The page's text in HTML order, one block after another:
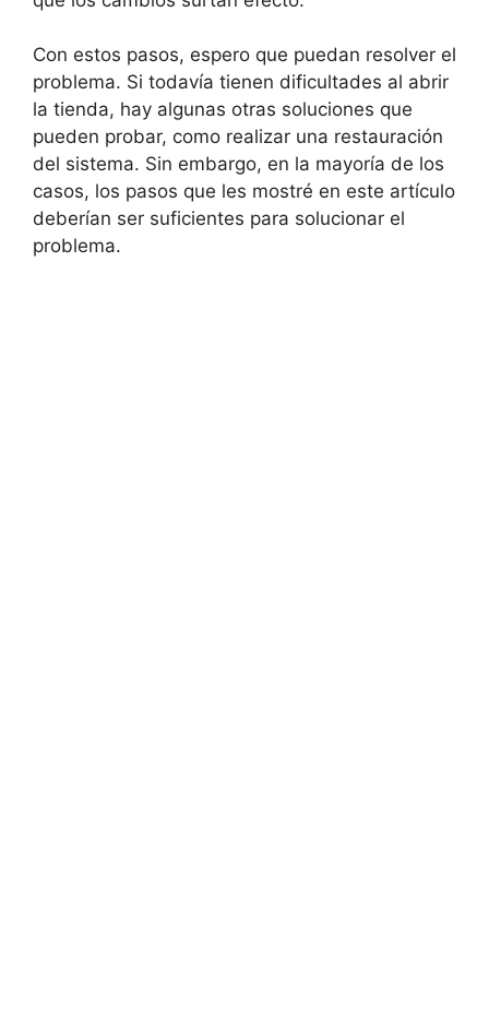
Con estos pasos, espero que puedan resolver el
problema. Si todavía tienen dificultades al abrir
la tienda, hay algunas otras soluciones que
pueden probar, como realizar una restauración
del sistema. Sin embargo, en la mayoría de los
casos, los pasos que les mostré en este artículo
deberían ser suficientes para solucionar el
problema.